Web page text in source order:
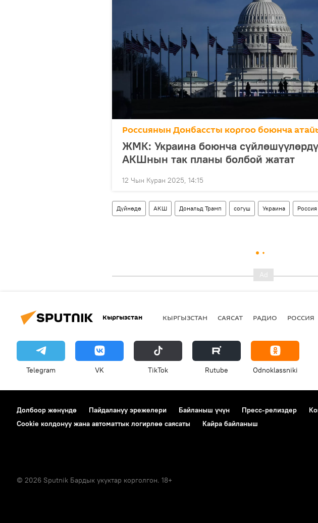
Россиянын Донбассты коргоо боюнча
ЖМК: Украина боюнча сүйлөшүүлөрдү
АКШнын так планы болбой жатат
12 Чын Куран 2025, 14:15
Дүйнөдө АКШ Дональд Трамп согуш Украина Россия
Кыргызстан КЫРГЫЗСТАН САЯСАТ РАДИО РОССИЯ
Telegram VK ТikТоk Rutube Odnoklassniki
Долбоор жөнүндө Пайдалануу эрежелери Байланыш үчүн Пресс-релиздер
Cookie колдонуу жана автоматтык логирлөө саясаты
Кайра байланыш
© 2026 Sputnik Бардык укуктар корголгон. 18+